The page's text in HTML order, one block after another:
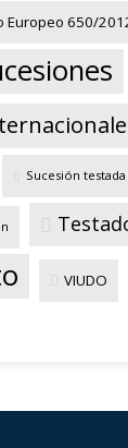
Europeo 650/
Sucesión testada
VIUDO